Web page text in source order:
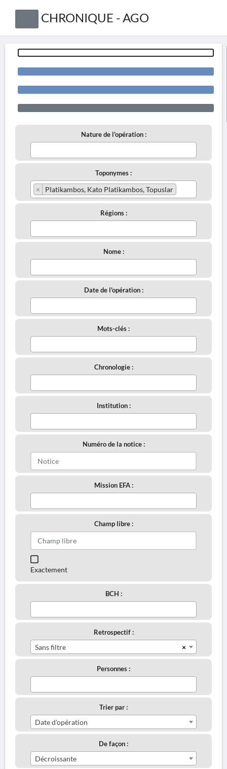
CHRONIQUE - AGO
Nature de l'opération :
Toponymes :
× Platikambos, Kato Platikambos, Topuslar
Régions :
Nome :
Date de l'opération :
Mots-clés :
Chronologie :
Institution :
Numéro de la notice :
Mission EFA :
Champ libre :
Exactement
BCH :
Retrospectif :
×
Sans filtre
Personnes :
Trier par :
Date d'opération
De façon :
Décroissante